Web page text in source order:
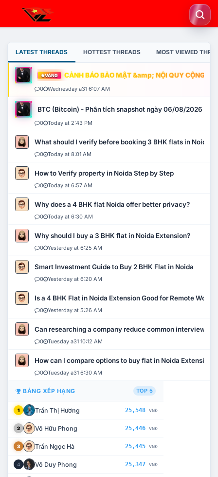
LATEST THREADS HOTTEST THREADS MOST VIEWED
VÀNG CẢNH BÁO BẢO MẬT &amp; NỘI QUY CỘNG
0 Wednesday a31 6:07 AM
BTC (Bitcoin) - Phân tích snapshot ngày 06/08/2026
0 Today at 2:43 PM
What should I verify before booking 3 BHK flats in Noida?
0 Today at 8:01 AM
How to Verify property in Noida Step by Step
0 Today at 6:57 AM
Why does a 4 BHK flat Noida offer better privacy?
0 Today at 6:30 AM
Why should I buy a 3 BHK flat in Noida Extension?
0 Yesterday at 6:25 AM
Smart Investment Guide to Buy 2 BHK Flat in Noida
0 Yesterday at 6:20 AM
Is a 4 BHK Flat in Noida Extension Good for Remote Work?
0 Yesterday at 5:26 AM
Can researching a company reduce common interview
0 Tuesday a31 10:12 AM
How can I compare options to buy flat in Noida Extension?
0 Tuesday a31 6:30 AM
BẢNG XẾP HẠNG TOP 5
1 Trần Thị Hương 25,548 VNĐ
2 Võ Hữu Phong 25,446 VNĐ
3 Trần Ngọc Hà 25,445 VNĐ
4 Võ Duy Phong 25,347 VNĐ